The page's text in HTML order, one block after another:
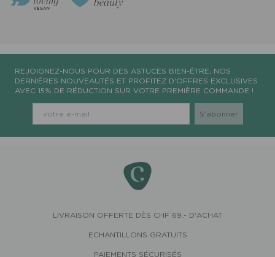
REJOIGNEZ-NOUS POUR DES ASTUCES BIEN-ÊTRE, NOS
DERNIÈRES NOUVEAUTÉS ET PROFITEZ D'OFFRES EXCLUSIVES
AVEC 15% DE RÉDUCTION SUR VOTRE PREMIÈRE COMMANDE !
LIVRAISON OFFERTE DÈS CHF 69.- D'ACHAT
ECHANTILLONS GRATUITS
PAIEMENTS SÉCURISÉS